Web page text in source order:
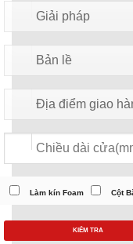
Làm kín Foam Cột
KIỂM TRA